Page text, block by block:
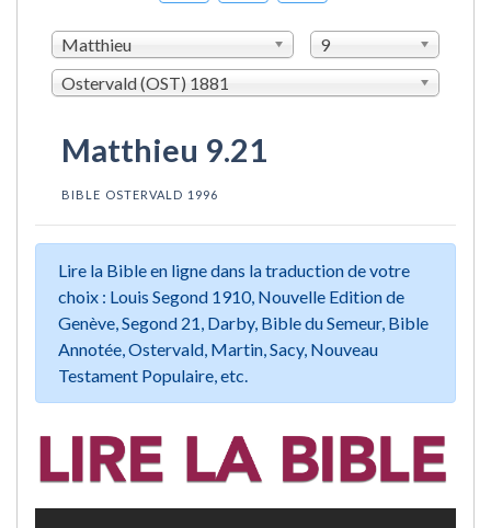
Matthieu
9
Ostervald (OST) 1881
Matthieu 9.21
BIBLE OSTERVALD 1996
Lire la Bible en ligne dans la traduction de votre
choix : Louis Segond 1910, Nouvelle Edition de
Genève, Segond 21, Darby, Bible du Semeur, Bible
Annotée, Ostervald, Martin, Sacy, Nouveau
Testament Populaire, etc.